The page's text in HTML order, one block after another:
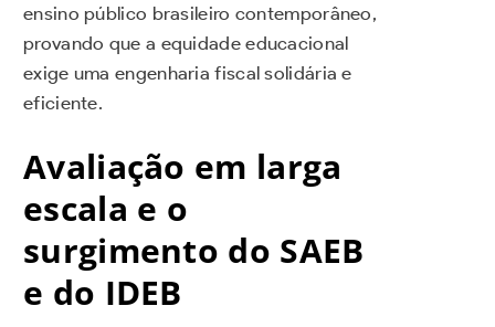
ensino público brasileiro contemporâneo,
provando que a equidade educacional
exige uma engenharia fiscal solidária e
eficiente.
Avaliação em larga
escala e o
surgimento do SAEB
e do IDEB